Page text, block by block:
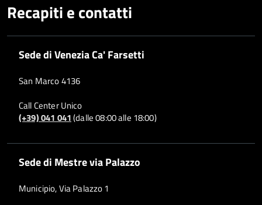
Recapiti e contatti
Sede di Venezia Ca' Farsetti
San Marco 4136
Call Center Unico
(+39) 041 041(dalle 08:00 alle 18:00)
Sede di Mestre via Palazzo
Municipio, Via Palazzo 1